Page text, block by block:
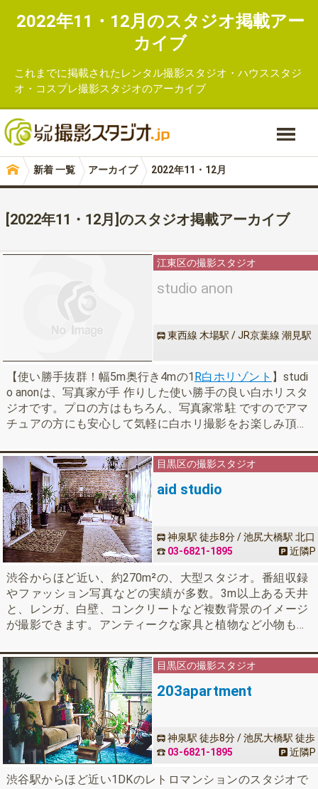
2022年11・12月のスタジオ掲載アー
カイブ
これまでに掲載された レンタル撮影スタジオ ・ハウススタジ
オ・ コスプレ撮影スタジオのアーカイブ
新着 一覧 アーカイブ 2022年11・12月
[2022年11・12月]のスタジオ掲載アーカイブ
江東区の撮影スタジオ
studio anon
東西線 木場駅 / JR京葉線 潮見駅
【使い勝手抜群！幅5m奥行き4mの1R白ホリゾント 】studi
o anonは、写真家が手 作りした使い勝手の良い白ホリスタ
ジオです。プロの方はもちろん、写真家常駐 ですのでアマ
チュアの方にも安心して気軽に白ホリ撮影をお楽しみ頂け
ス利用について相談事あればご 気軽にご相談くださいね！
ご利用お待ちしております！ 目黒区の撮影スタジオ
aid studio
神泉駅 徒歩8分 / 池尻大橋駅 北口
徒歩11分 / 渋谷からバス 6分近隣P
03-6821-1895
渋谷からほど近い、約270m²の、大型スタジオ。番組収録
やファッション写真などの実績が多数。3m以上ある天井
と、レンガ、白壁、コンクリートなど複数背景のイメージ
が撮影できます。アンティークな家具と植物など小物も多
ご利用も可能です。フレッツ光を単独で2回線。有線、最大
値（下り500Mbps、上り120Mbps）wi-fi 6対応。機材の貸
し出しもございます。
目黒区の撮影スタジオ
203apartment
神泉駅 徒歩8分 / 池尻大橋駅 徒歩
11分 / 渋谷駅 西口東急バス 6分
近隣P
03-6821-1895
渋谷駅からほど近い1DKのレトロマンションのスタジオで